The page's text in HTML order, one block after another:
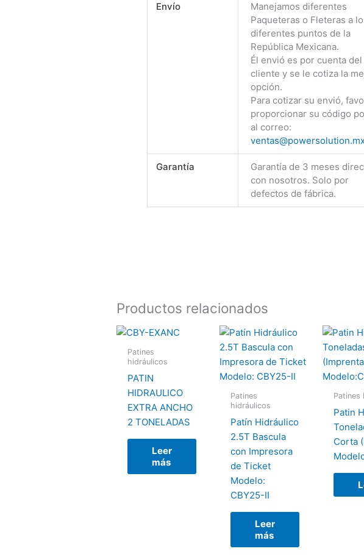
Envío
Manejamos diferentes
Paqueteras o Fleteras a
diferentes puntos de la
República Mexicana.
Él envió es por cuenta del
cliente y se le cotiza la
opción.
Para cotizar su envió,
proporcionar su código
al correo:
Garantía
Garantía de 3 meses
con nosotros. Solo por
defectos de fábrica.
Productos relacionados
Patines
hidráulicos
PATIN
HIDRAULICO
EXTRA ANCHO
2 TONELADAS
Leer
más
Patines
hidráulicos
Patín Hidráulico
2.5T Bascula
con Impresora
de Ticket
Modelo:
CBY25-II
Leer
más
Patines
Patin
Corta